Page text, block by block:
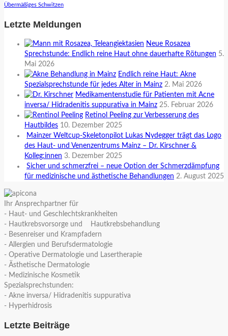
Übermäßiges Schwitzen
Letzte Meldungen
Neue Rosazea
Sprechstunde: Endlich reine Haut ohne dauerhafte Rötungen 5.
Mai 2026
Endlich reine Haut: Akne
Spezialsprechstunde für jedes Alter in Mainz 2. Mai 2026
Medikamentenstudie für Patienten mit Acne
inversa/ Hidradenitis suppurativa in Mainz 25. Februar 2026
Retinol Peeling zur Verbesserung des
Hautbildes 10. Dezember 2025
Mainzer Weltcup-Skeletonpilot Lukas Nydegger trägt das Logo
des Haut- und Venenzentrums Mainz – Dr. Kirschner &
Kolleg:innen 3. Dezember 2025
Sicher und schmerzfrei – neue Option der Schmerzdämpfung
für medizinische und ästhetische Behandlungen 2. August 2025
Ihr Ansprechpartner für
- Haut- und Geschlechtskrankheiten
- Hautkrebsvorsorge und Hautkrebsbehandlung
- Besenreiser und Krampfadern
- Allergien und Berufsdermatologie
- Operative Dermatologie und Lasertherapie
- Ästhetische Dermatologie
- Medizinische Kosmetik
Spezialsprechstunden:
- Akne inversa/ Hidradenitis suppurativa
- Hyperhidrosis
Letzte Beiträge